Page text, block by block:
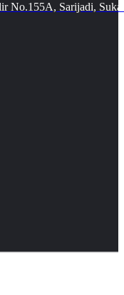
No.155A, Sarijadi,